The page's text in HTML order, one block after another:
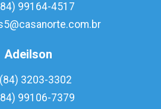
99164-4517
Adeilson
(84) 3203-3302
99106-7379